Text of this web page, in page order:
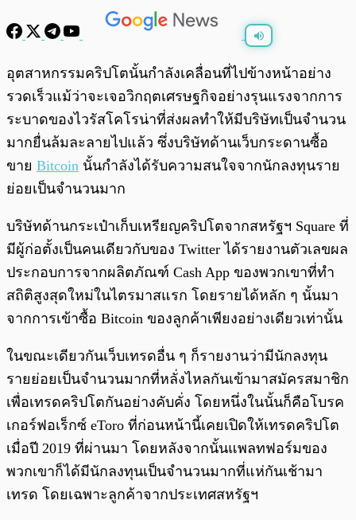
0:00/ 0:00
อุตสาหกรรมคริปโตนั้นกำลังเคลื่อนที่ไปข้างหน้าอย่าง
รวดเร็วแม้ว่าจะเจอวิกฤตเศรษฐกิจอย่างรุนแรงจากการ
ระบาดของไวรัสโคโรน่าที่ส่งผลทำให้มีบริษัทเป็นจำนวน
มากยื่นล้มละลายไปแล้ว ซึ่งบริษัทด้านเว็บกระดานซื้อ
ขาย Bitcoin นั้นกำลังได้รับความสนใจจากนักลงทุนราย
ย่อยเป็นจำนวนมาก
บริษัทด้านกระเป๋าเก็บเหรียญคริปโตจากสหรัฐฯ Square ที่
มีผู้ก่อตั้งเป็นคนเดียวกับของ Twitter ได้รายงานตัวเลขผล
ประกอบการจากผลิตภัณฑ์ Cash App ของพวกเขาที่ทำ
สถิติสูงสุดใหม่ในไตรมาสแรก โดยรายได้หลัก ๆ นั้นมา
จากการเข้าซื้อ Bitcoin ของลูกค้าเพียงอย่างเดียวเท่านั้น
ในขณะเดียวกันเว็บเทรดอื่น ๆ ก็รายงานว่ามีนักลงทุน
รายย่อยเป็นจำนวนมากที่หลั่งไหลกันเข้ามาสมัครสมาชิก
เพื่อเทรดคริปโตกันอย่างคับคั่ง โดยหนึ่งในนั้นก็คือโบรค
เกอร์ฟอเร็กซ์ eToro ที่ก่อนหน้านี้เคยเปิดให้เทรดคริปโต
เมื่อปี 2019 ที่ผ่านมา โดยหลังจากนั้นแพลทฟอร์มของ
พวกเขาก็ได้มีนักลงทุนเป็นจำนวนมากที่แห่กันเช้ามา
เทรด โดยเฉพาะลูกค้าจากประเทศสหรัฐฯ